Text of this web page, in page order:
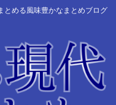
とめる風味豊かなまとめブログ